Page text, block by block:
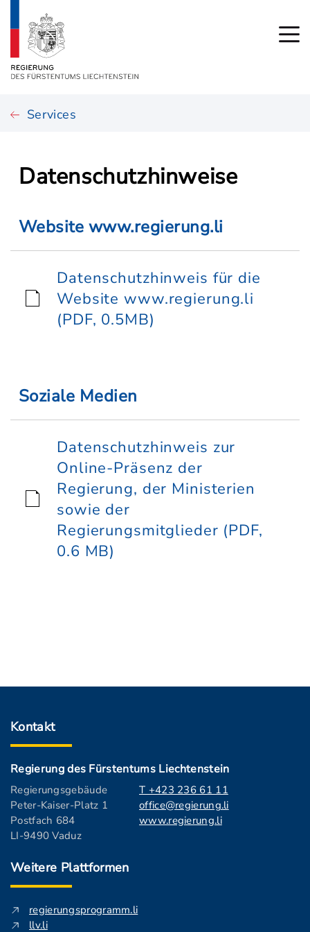
Services
Datenschutzhinweise
Website www.regierung.li
Datenschutzhinweis für die
Website www.regierung.li
(PDF, 0.5MB)
Soziale Medien
Datenschutzhinweis zur
Online-Präsenz der
Regierung, der Ministerien
sowie der
Regierungsmitglieder (PDF,
0.6 MB)
Kontakt
Regierung des Fürstentums Liechtenstein
Regierungsgebäude
Peter-Kaiser-Platz 1
Postfach 684
LI-9490 Vaduz
T +423 236 61 11
office@regierung.li
www.regierung.li
Weitere Plattformen
regierungsprogramm.li
llv.li